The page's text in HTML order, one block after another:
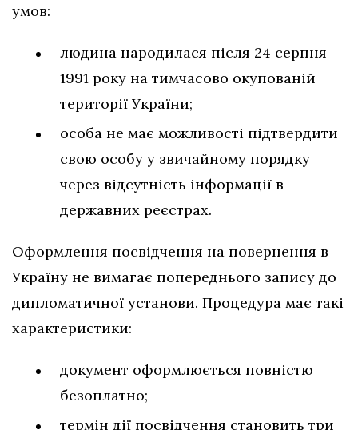
умов:
людина народилася після 24 серпня
1991 року на тимчасово окупованій
території України;
особа не має можливості підтвердити
свою особу у звичайному порядку
через відсутність інформації в
державних реєстрах.
Оформлення посвідчення на повернення в
Україну не вимагає попереднього запису до
дипломатичної установи. Процедура має такі
характеристики:
документ оформлюється повністю
безоплатно;
термін дії посвідчення становить три